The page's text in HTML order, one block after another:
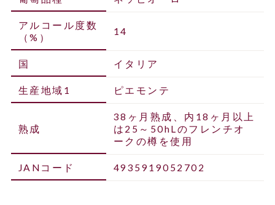
アルコール度数
（%）
14
国 イタリア
生産地域1 ピエモンテ
熟成
38ヶ月熟成、内18ヶ月以上
は25～50hLのフレンチオ
ークの樽を使用
JANコード 4935919052702